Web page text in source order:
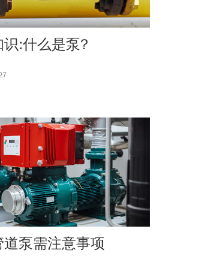
:什么是泵?
泵需注意事项